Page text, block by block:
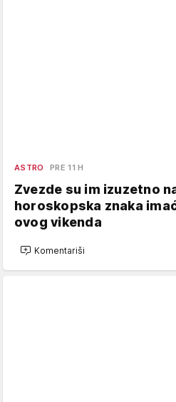
ASTRO PRE 11 H
Zvezde su im izuzetno
horoskopska znaka
ovog vikenda
Komentariši